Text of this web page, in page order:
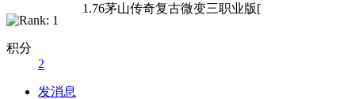
积分
2
发消息
1.76茅山传奇复古微变三职业版[